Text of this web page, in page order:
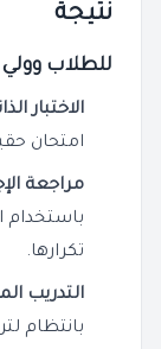
نتيجة
للطلاب وولي
الاختبار
امتحان
مراجعة
باستخدام
تكرارها.
التدريب
بانتظام